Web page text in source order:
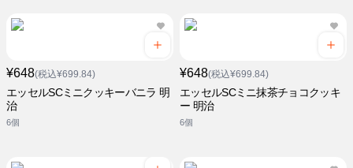
¥648(税込¥699.84)
エッセルSCミニクッキーバニラ 明
治
6個
¥648(税込¥699.84)
エッセルSCミニ抹茶チョコクッキ
ー 明治
6個